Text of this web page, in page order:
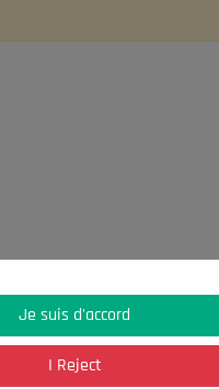
Address
03, Rue Hassane Ibn
Je suis d'accord
I Reject